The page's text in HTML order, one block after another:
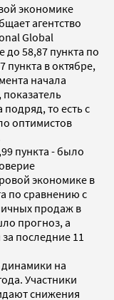
экономике
агентство
Global
до 58,87 пункта по
пункта в октябре,
начала
показатель
то есть с
оптимистов
пункта - было
экономике в
по сравнению с
продаж в
прогноз, а
последние 11
на
Участники
снижения